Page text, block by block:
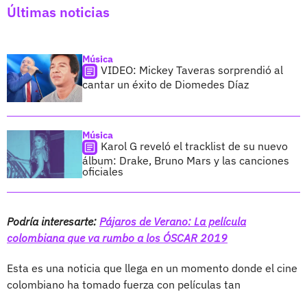
Últimas noticias
Música
VIDEO: Mickey Taveras sorprendió al
cantar un éxito de Diomedes Díaz
Música
Karol G reveló el tracklist de su nuevo
álbum: Drake, Bruno Mars y las canciones
oficiales
Podría interesarte: Pájaros de Verano: La película
colombiana que va rumbo a los ÓSCAR 2019
Esta es una noticia que llega en un momento donde el cine
colombiano ha tomado fuerza con películas tan